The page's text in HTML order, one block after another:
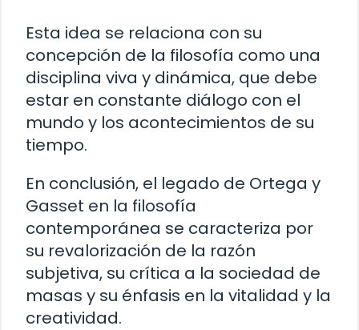
Esta idea se relaciona con su
concepción de la filosofía como una
disciplina viva y dinámica, que debe
estar en constante diálogo con el
mundo y los acontecimientos de su
tiempo.
En conclusión, el legado de Ortega y
Gasset en la filosofía
contemporánea se caracteriza por
su revalorización de la razón
subjetiva, su crítica a la sociedad de
masas y su énfasis en la vitalidad y la
creatividad.